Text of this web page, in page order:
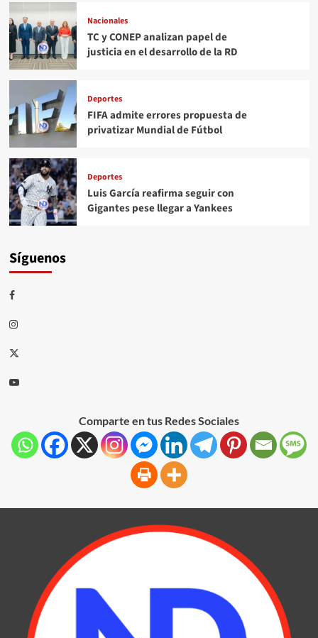
Nacionales
TC y CONEP analizan papel de
justicia en el desarrollo de la RD
Deportes
FIFA admite errores propuesta de
privatizar Mundial de Fútbol
Deportes
Luis García reafirma seguir con
Gigantes pese llegar a Yankees
Síguenos
Comparte en tus Redes Sociales